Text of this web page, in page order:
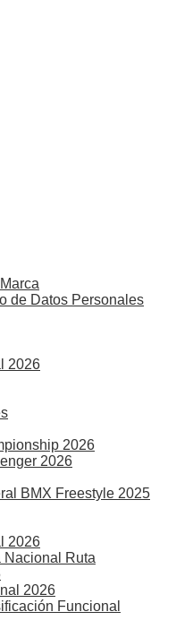
de Datos Personales
2026
2026
2026
BMX Freestyle 2025
2026
Nacional Ruta
2026
Funcional